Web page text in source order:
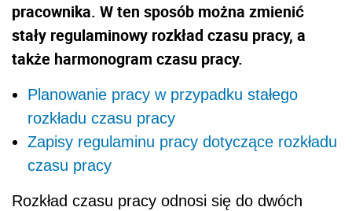
pracownika. W ten sposób można zmienić
stały regulaminowy rozkład czasu pracy, a
także harmonogram czasu pracy.
Planowanie pracy w przypadku stałego
rozkładu czasu pracy
Zapisy regulaminu pracy dotyczące rozkładu
czasu pracy
Rozkład czasu pracy odnosi się do dwóch